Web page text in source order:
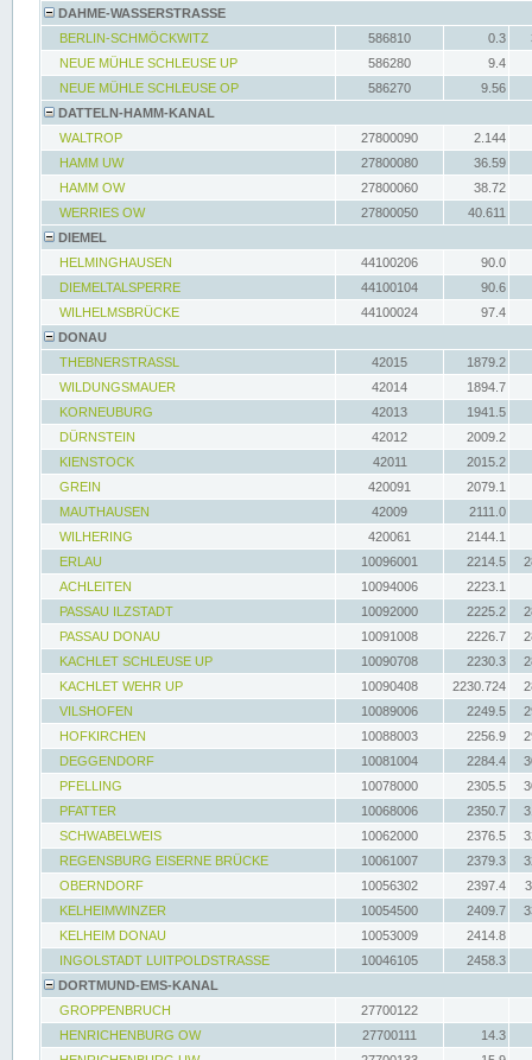
DAHME-WASSERSTRASSE
BERLIN-SCHMÖCKWITZ
586810 0.3
NEUE MÜHLE SCHLEUSE UP
586280
9.4
NEUE MÜHLE SCHLEUSE OP
586270
9.56
DATTELN-HAMM-KANAL
WALTROP
27800090
2.144
HAMM UW
27800080
36.59
HAMM OW
27800060
38.72
WERRIES OW
27800050
40.611
DIEMEL
HELMINGHAUSEN
44100206
90.0
DIEMELTALSPERRE
44100104
90.6
WILHELMSBRÜCKE
44100024
97.4
DONAU
THEBNERSTRASSL
42015
1879.2
WILDUNGSMAUER
42014
1894.7
KORNEUBURG
42013
1941.5
DÜRNSTEIN
42012
2009.2
KIENSTOCK
42011
2015.2
GREIN
420091
2079.1
MAUTHAUSEN
42009
2111.0
WILHERING
420061
2144.1
ERLAU
10096001 2214.5
ACHLEITEN
10094006
2223.1
PASSAU ILZSTADT
10092000 2225.2
PASSAU DONAU
10091008 2226.7
KACHLET SCHLEUSE UP
10090708 2230.3
KACHLET WEHR UP
10090408 2230.724
VILSHOFEN
10089006 2249.5
HOFKIRCHEN
10088003 2256.9
DEGGENDORF
10081004 2284.4
PFELLING
10078000 2305.5
PFATTER
10068006 2350.7
SCHWABELWEIS
10062000 2376.5
REGENSBURG EISERNE BRÜCKE
10061007 2379.3
OBERNDORF
10056302 2397.4
KELHEIMWINZER
10054500 2409.7
KELHEIM DONAU
10053009
2414.8
INGOLSTADT LUITPOLDSTRASSE
10046105
2458.3
DORTMUND-EMS-KANAL
GROPPENBRUCH
27700122
HENRICHENBURG OW
27700111
14.3